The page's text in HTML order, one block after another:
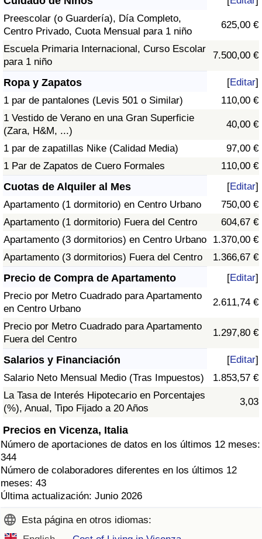
Preescolar (o Guardería), Día Completo,
Centro Privado, Cuota Mensual para 1 niño
625,00 €
Escuela Primaria Internacional, Curso Escolar
para 1 niño
7.500,00 €
Ropa y Zapatos [Editar]
1 par de pantalones (Levis 501 o Similar)
110,00 €
1 Vestido de Verano en una Gran Superficie
(Zara, H&M, ...)
40,00 €
1 par de zapatillas Nike (Calidad Media)
97,00 €
1 Par de Zapatos de Cuero Formales
110,00 €
Cuotas de Alquiler al Mes [Editar]
Apartamento (1 dormitorio) en Centro Urbano
750,00 €
Apartamento (1 dormitorio) Fuera del Centro
604,67 €
Apartamento (3 dormitorios) en Centro Urbano
1.370,00 €
Apartamento (3 dormitorios) Fuera del Centro
1.366,67 €
Precio de Compra de Apartamento [Editar]
Precio por Metro Cuadrado para Apartamento
en Centro Urbano
2.611,74 €
Precio por Metro Cuadrado para Apartamento
Fuera del Centro
1.297,80 €
Salarios y Financiación [Editar]
Salario Neto Mensual Medio (Tras Impuestos)
1.853,57 €
La Tasa de Interés Hipotecario en Porcentajes
(%), Anual, Tipo Fijado a 20 Años
3,03
Precios en Vicenza, Italia
Número de aportaciones de datos en los últimos 12 meses:
344
Número de colaboradores diferentes en los últimos 12
meses: 43
Última actualización: Junio 2026
Esta página en otros idiomas: